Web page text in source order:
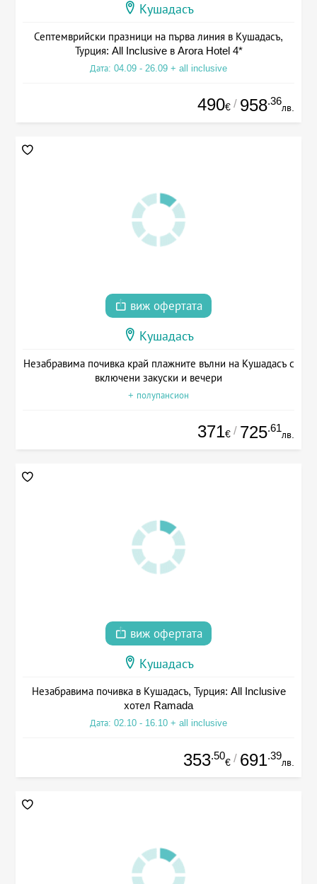
Кушадасъ
Септемврийски празници на първа линия в Кушадасъ,
Турция: All Inclusive в Arora Hotel 4*
Дата: 04.09 - 26.09 + all inclusive
490€ / 958.36
лв.
виж офертата
Кушадасъ
Незабравима почивка край плажните вълни на Кушадасъ с
включени закуски и вечери
+ полупансион
371€ / 725.61
лв.
виж офертата
Кушадасъ
Незабравима почивка в Кушадасъ, Турция: All Inclusive
хотел Ramada
Дата: 02.10 - 16.10 + all inclusive
353.50
€ / 691.39
лв.